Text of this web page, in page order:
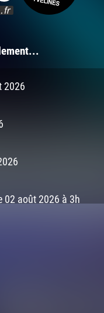
2026
02 août 2026 à 3h